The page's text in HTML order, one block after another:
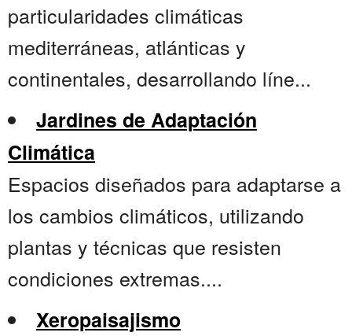
particularidades climáticas
mediterráneas, atlánticas y
continentales, desarrollando líne...
Jardines de Adaptación
Climática
Espacios diseñados para adaptarse a
los cambios climáticos, utilizando
plantas y técnicas que resisten
condiciones extremas....
Xeropaisajismo